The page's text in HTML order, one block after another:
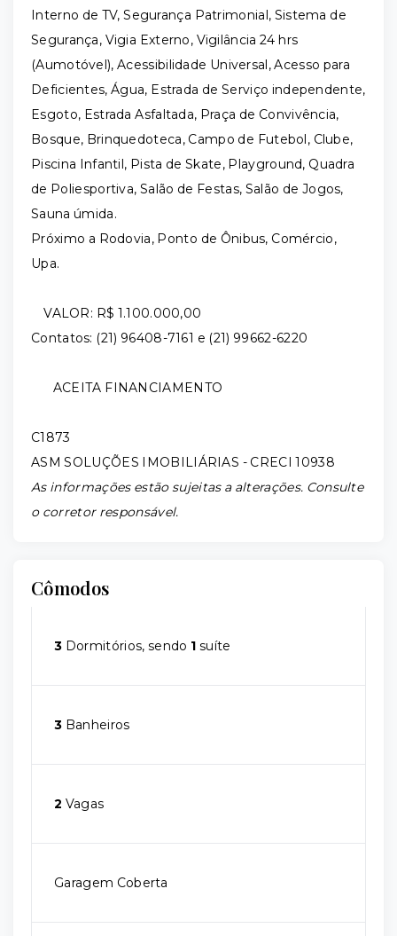
Interno de TV, Segurança Patrimonial, Sistema de
Segurança, Vigia Externo, Vigilância 24 hrs
(Aumotóvel), Acessibilidade Universal, Acesso para
Deficientes, Água, Estrada de Serviço independente,
Esgoto, Estrada Asfaltada, Praça de Convivência,
Bosque, Brinquedoteca, Campo de Futebol, Clube,
Piscina Infantil, Pista de Skate, Playground, Quadra
de Poliesportiva, Salão de Festas, Salão de Jogos,
Sauna úmida.
Próximo a Rodovia, Ponto de Ônibus, Comércio,
Upa.
VALOR: R$ 1.100.000,00
Contatos: (21) 96408-7161 e (21) 99662-6220
ACEITA FINANCIAMENTO
C1873
ASM SOLUÇÕES IMOBILIÁRIAS - CRECI 10938
As informações estão sujeitas a alterações. Consulte
o corretor responsável.
Cômodos
3 Dormitórios, sendo 1 suíte
3 Banheiros
2 Vagas
Garagem Coberta